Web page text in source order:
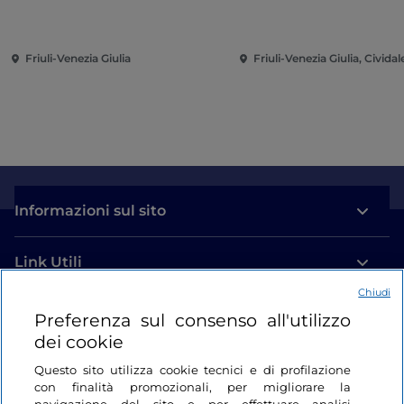
Friuli-Venezia Giulia Friuli-Venezia Giulia,
Informazioni sul sito
Link Utili
Login
Restiamo in contatto
Preferenza sul consenso all'utilizzo
dei cookie
Questo sito utilizza cookie tecnici e di profilazione
con finalità promozionali, per migliorare la
Chiudi